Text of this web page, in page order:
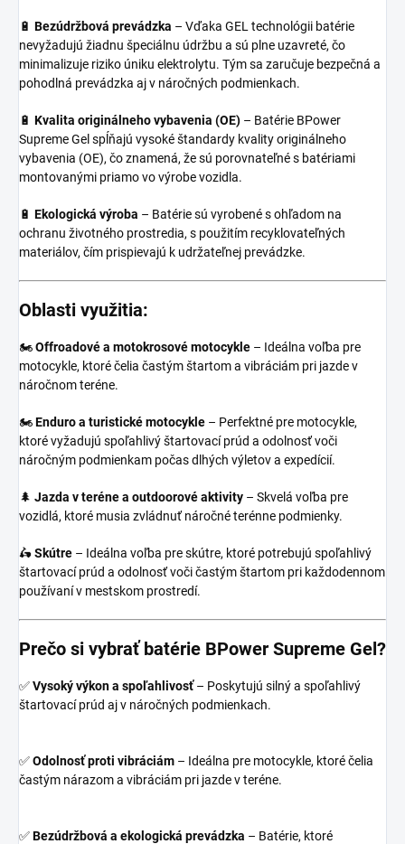
🔋 Bezúdržbová prevádzka – Vďaka GEL technológii batérie
nevyžadujú žiadnu špeciálnu údržbu a sú plne uzavreté, čo
minimalizuje riziko úniku elektrolytu. Tým sa zaručuje bezpečná a
pohodlná prevádzka aj v náročných podmienkach.
🔋 Kvalita originálneho vybavenia (OE) – Batérie BPower
Supreme Gel spĺňajú vysoké štandardy kvality originálneho
vybavenia (OE), čo znamená, že sú porovnateľné s batériami
montovanými priamo vo výrobe vozidla.
🔋 Ekologická výroba – Batérie sú vyrobené s ohľadom na
ochranu životného prostredia, s použitím recyklovateľných
materiálov, čím prispievajú k udržateľnej prevádzke.
Oblasti využitia:
🏍️Offroadové a motokrosové motocykle – Ideálna voľba pre
motocykle, ktoré čelia častým štartom a vibráciám pri jazde v
náročnom teréne.
🏍️Enduro a turistické motocykle – Perfektné pre motocykle,
ktoré vyžadujú spoľahlivý štartovací prúd a odolnosť voči
náročným podmienkam počas dlhých výletov a expedícií.
🌲 Jazda v teréne a outdoorové aktivity – Skvelá voľba pre
vozidlá, ktoré musia zvládnuť náročné terénne podmienky.
🛵Skútre – Ideálna voľba pre skútre, ktoré potrebujú spoľahlivý
štartovací prúd a odolnosť voči častým štartom pri každodennom
používaní v mestskom prostredí.
Prečo si vybrať batérie BPower Supreme Gel?
✅Vysoký výkon a spoľahlivosť– Poskytujú silný a spoľahlivý
štartovací prúd aj v náročných podmienkach.
✅Odolnosť proti vibráciám – Ideálna pre motocykle, ktoré čelia
častým nárazom a vibráciám pri jazde v teréne.
✅Bezúdržbová a ekologická prevádzka – Batérie, ktoré